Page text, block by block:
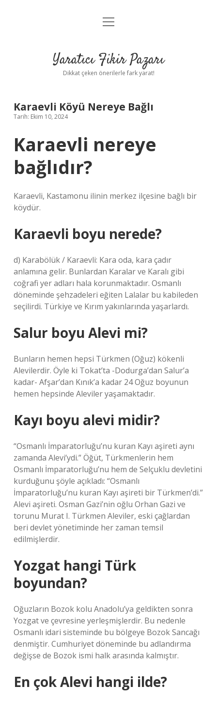
Anasayfa
Yasal Uyarı
menüyü
Yaratıcı Fikir Pazarı
Dikkat çeken önerilerle fark yarat!
Karaevli Köyü Nereye Bağlı
Tarih: Ekim 10, 2024
Karaevli nereye
bağlıdır?
Karaevli, Kastamonu ilinin merkez ilçesine bağlı bir
köydür.
Karaevli boyu nerede?
d) Karabölük / Karaevli: Kara oda, kara çadır
anlamına gelir. Bunlardan Karalar ve Karalı gibi
coğrafi yer adları hala korunmaktadır. Osmanlı
döneminde şehzadeleri eğiten Lalalar bu kabileden
seçilirdi. Türkiye ve Kırım yakınlarında yaşarlardı.
Salur boyu Alevi mi?
Bunların hemen hepsi Türkmen (Oğuz) kökenli
Alevilerdir. Öyle ki Tokat’ta -Dodurga’dan Salur’a
kadar- Afşar’dan Kınık’a kadar 24 Oğuz boyunun
hemen hepsinde Aleviler yaşamaktadır.
Kayı boyu alevi midir?
“Osmanlı İmparatorluğu’nu kuran Kayı aşireti aynı
zamanda Alevi’ydi.” Öğüt, Türkmenlerin hem
Osmanlı İmparatorluğu’nu hem de Selçuklu devletini
kurduğunu şöyle açıkladı: “Osmanlı
İmparatorluğu’nu kuran Kayı aşireti bir Türkmen’di.”
Alevi aşireti. Osman Gazi’nin oğlu Orhan Gazi ve
torunu Murat I. Türkmen Aleviler, eski çağlardan
beri devlet yönetiminde her zaman temsil
edilmişlerdir.
Yozgat hangi Türk
boyundan?
Oğuzların Bozok kolu Anadolu’ya geldikten sonra
Yozgat ve çevresine yerleşmişlerdir. Bu nedenle
Osmanlı idari sisteminde bu bölgeye Bozok Sancağı
denmiştir. Cumhuriyet döneminde bu adlandırma
değişse de Bozok ismi halk arasında kalmıştır.
En çok Alevi hangi ilde?